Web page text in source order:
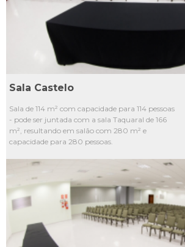
Sala Castelo
Sala de 114 m² com capacidade para 114 pessoas
- pode ser juntada com a sala Taquaral de 166
m², resultando em salão com 280 m² e
capacidade para 280 pessoas.
L3
L4